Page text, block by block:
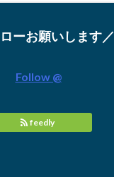
ーお願いします／
Follow @
feedly